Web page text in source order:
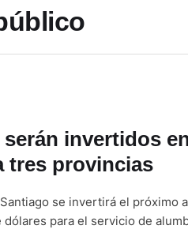
invertidos
tres provincias
se invertirá el próximo
para el servicio de